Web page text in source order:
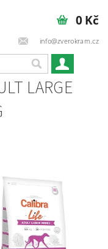
info@zverokram.cz
0 Kč
LARGE